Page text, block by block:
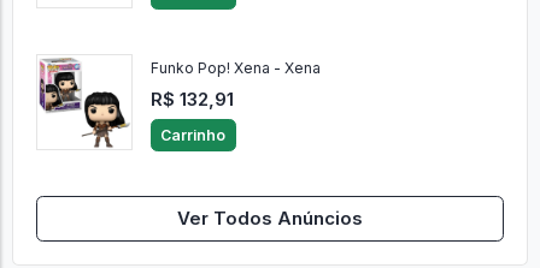
R$ 118,66
Funko Pop! Xena - Xena
R$ 132,91